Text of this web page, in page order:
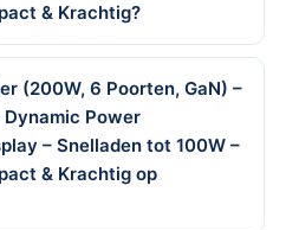
& Krachtig?
(200W, 6 Poorten, GaN) –
Dynamic Power
– Snelladen tot 100W –
& Krachtig op